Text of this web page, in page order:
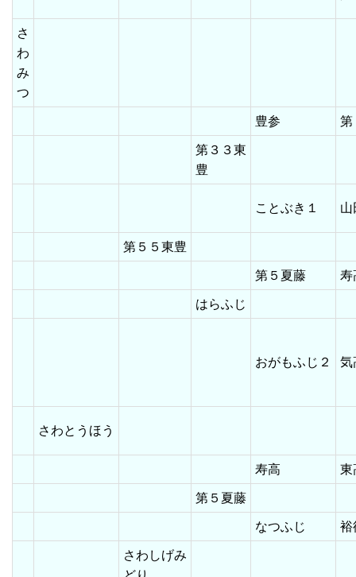
さ
わ
み
つ
豊参
第３３東
豊
ことぶき１
第５５東豊
第５夏藤
はらふじ
おがもふじ２
さわとうほう
寿高
第５夏藤
なつふじ
さわしげみ